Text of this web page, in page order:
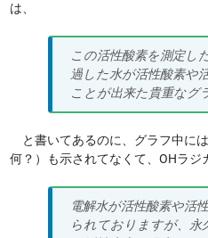
は、
この活性酸素を測定し
過した水が活性酸素や
ことが出来た貴重なグ
と書いてあるのに、グラフ中に
何？）も示されてなくて、OHラジ
電解水が活性酸素や活
られておりますが、永